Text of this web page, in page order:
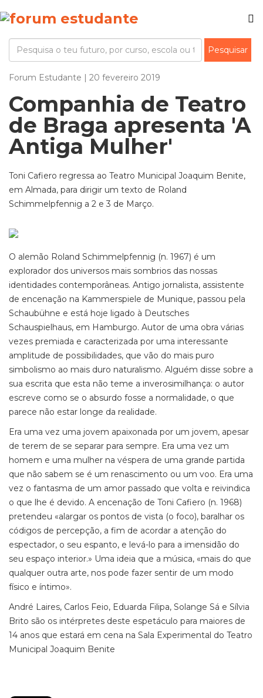
Forum Estudante | 20 fevereiro 2019
Companhia de Teatro
de Braga apresenta 'A
Antiga Mulher'
Toni Cafiero regressa ao Teatro Municipal Joaquim Benite,
em Almada, para dirigir um texto de Roland
Schimmelpfennig a 2 e 3 de Março.
O alemão Roland Schimmelpfennig (n. 1967) é um
explorador dos universos mais sombrios das nossas
identidades contemporâneas. Antigo jornalista, assistente
de encenação na Kammerspiele de Munique, passou pela
Schaubühne e está hoje ligado à Deutsches
Schauspielhaus, em Hamburgo. Autor de uma obra várias
vezes premiada e caracterizada por uma interessante
amplitude de possibilidades, que vão do mais puro
simbolismo ao mais duro naturalismo. Alguém disse sobre a
sua escrita que esta não teme a inverosimilhança: o autor
escreve como se o absurdo fosse a normalidade, o que
parece não estar longe da realidade.
Era uma vez uma jovem apaixonada por um jovem, apesar
de terem de se separar para sempre. Era uma vez um
homem e uma mulher na véspera de uma grande partida
que não sabem se é um renascimento ou um voo. Era uma
vez o fantasma de um amor passado que volta e reivindica
o que lhe é devido. A encenação de Toni Cafiero (n. 1968)
pretendeu «alargar os pontos de vista (o foco), baralhar os
códigos de percepção, a fim de acordar a atenção do
espectador, o seu espanto, e levá-lo para a imensidão do
seu espaço interior.» Uma ideia que a música, «mais do que
qualquer outra arte, nos pode fazer sentir de um modo
físico e íntimo».
André Laires, Carlos Feio, Eduarda Filipa, Solange Sá e Sílvia
Brito são os intérpretes deste espetáculo para maiores de
14 anos que estará em cena na Sala Experimental do Teatro
Municipal Joaquim Benite